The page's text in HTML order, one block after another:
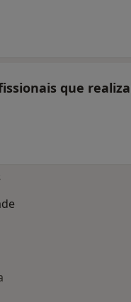
que